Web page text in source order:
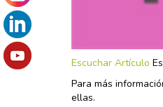
Escuchar Artículo
Para más
ellas.